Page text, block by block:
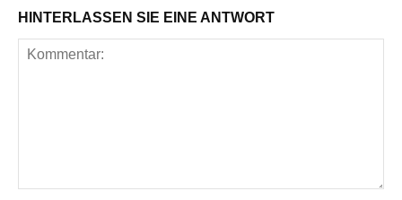
HINTERLASSEN SIE EINE ANTWORT